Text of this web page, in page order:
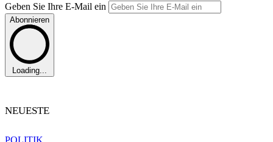
Geben Sie Ihre E-Mail ein
Abonnieren
Loading...
NEUESTE